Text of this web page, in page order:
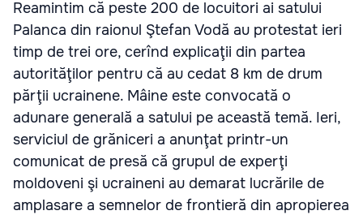
Reamintim că peste 200 de locuitori ai satului
Palanca din raionul Ştefan Vodă au protestat ieri
timp de trei ore, cerînd explicaţii din partea
autorităţilor pentru că au cedat 8 km de drum
părţii ucrainene. Mâine este convocată o
adunare generală a satului pe această temă. Ieri,
serviciul de grăniceri a anunţat printr-un
comunicat de presă că grupul de experţi
moldoveni şi ucraineni au demarat lucrările de
amplasare a semnelor de frontieră din apropierea